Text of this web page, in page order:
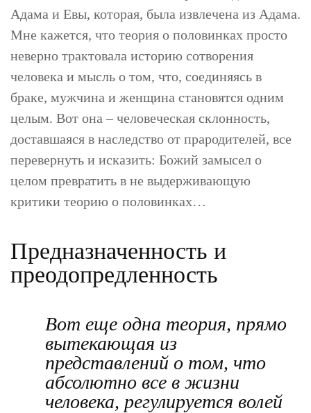
Адама и Евы, которая, была извлечена из Адама.
Мне кажется, что теория о половинках просто
неверно трактовала историю сотворения
человека и мысль о том, что, соединяясь в
браке, мужчина и женщина становятся одним
целым. Вот она – человеческая склонность,
доставшаяся в наследство от прародителей, все
перевернуть и исказить: Божий замысел о
целом превратить в не выдерживающую
критики теорию о половинках…
Предназначенность и
преодопредленность
Вот еще одна теория, прямо
вытекающая из
представлений о том, что
абсолютно все в жизни
человека, регулируется волей